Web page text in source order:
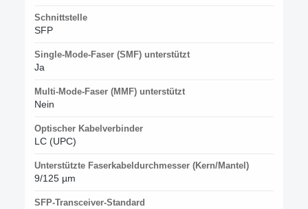
Schnittstelle
SFP
Single-Mode-Faser (SMF) unterstützt
Ja
Multi-Mode-Faser (MMF) unterstützt
Nein
Optischer Kabelverbinder
LC (UPC)
Unterstützte Faserkabeldurchmesser (Kern/Mantel)
9/125 µm
SFP-Transceiver-Standard